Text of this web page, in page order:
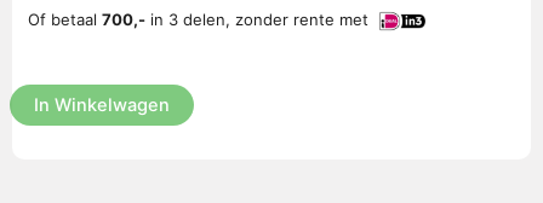
Of betaal 700,-in 3 delen, zonder rente met
In Winkelwagen